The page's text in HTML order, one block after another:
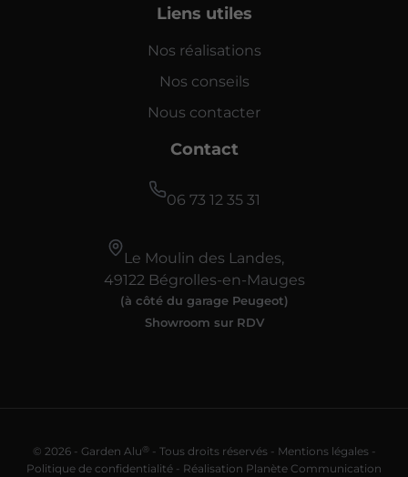
Liens utiles
Nos réalisations
Nos conseils
Nous contacter
Contact
06 73 12 35 31
Le Moulin des Landes,
49122 Bégrolles-en-Mauges
(à côté du garage Peugeot)
Showroom sur RDV
© 2026 - Garden Alu®- Tous droits réservés - Mentions légales-
Politique de confidentialité - Réalisation Planète Communication